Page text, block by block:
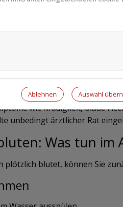
Zahnfleischbluten auf
wieLeukämie.
hinter jedem
oder spontanes Bluten
wie Müdigkeit, blaue
unbedingt ärztlicher Rat
Was tun im
plötzlich blutet, können Sie
Ablehnen Auswahl